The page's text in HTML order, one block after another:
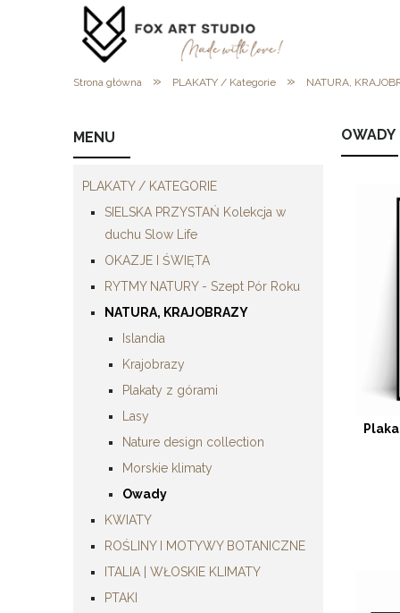
Strona główna » PLAKATY / Kategorie » NATURA,
MENU
PLAKATY / KATEGORIE
SIELSKA PRZYSTAŃ Kolekcja w
duchu Slow Life
OKAZJE I ŚWIĘTA
RYTMY NATURY - Szept Pór Roku
NATURA, KRAJOBRAZY
Islandia
Krajobrazy
Plakaty z górami
Lasy
Nature design collection
Morskie klimaty
Owady
KWIATY
ROŚLINY I MOTYWY BOTANICZNE
ITALIA | WŁOSKIE KLIMATY
PTAKI
OWADY